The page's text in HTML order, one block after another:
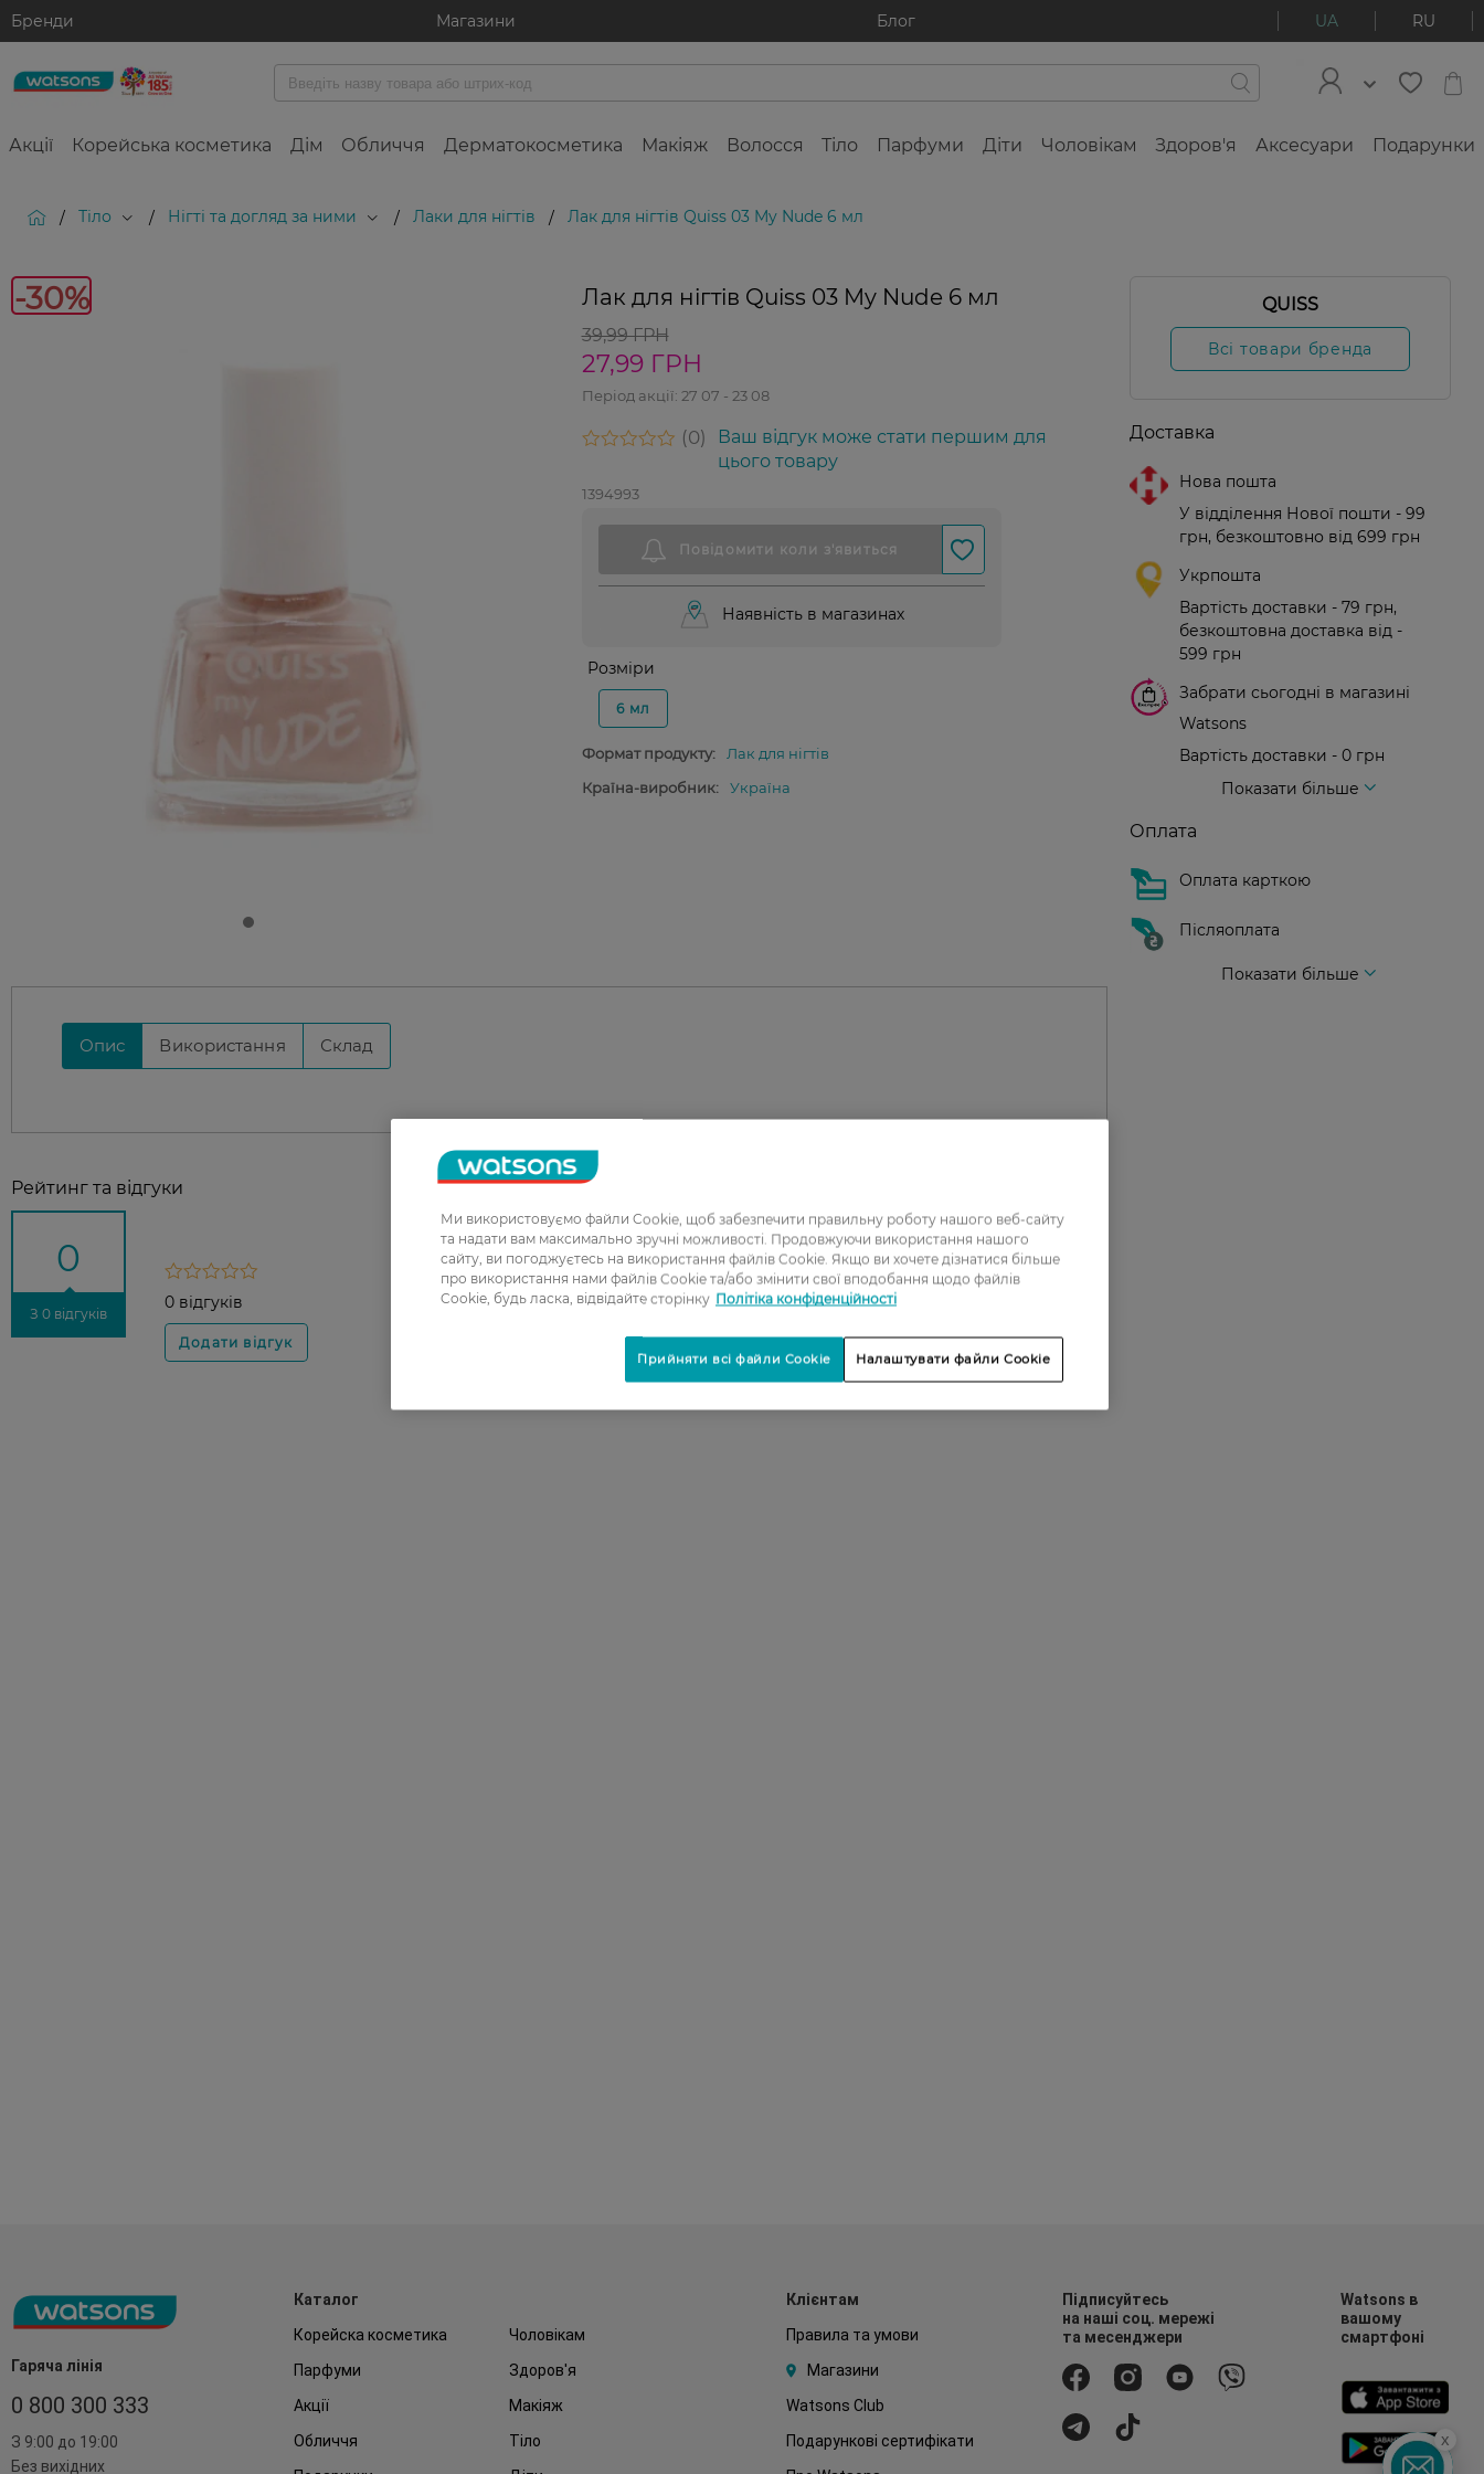
Бренди Магазини Блог UA RU
Акції Корейська косметика Дім Обличчя Дерматокосметика Макіяж Волосся Тіло Парфуми Діти Чоловікам Здоров'я Аксесуари Подарунки
/ Тіло / Нігті та догляд за ними / Лаки для нігтів / Лак для нігтів Quiss 03 My Nude 6 мл
-30% Лак для нігтів Quiss 03 My Nude 6 мл
39,99 ГРН
27,99 ГРН
Період акції: 27 07 - 23 08
0
Ваш відгук може стати першим для
цього товару
1394993
Наявність в магазинах
Розміри
6 мл
Формат продукту:
Лак для нігтів
Країна-виробник:
Україна
Опис Використання Склад
Рейтинг та відгуки
0
З 0 відгуків
0 відгуків
1
2
3
5
QUISS
Всі товари бренда
Доставка
Нова пошта
У відділення Нової пошти - 99
грн, безкоштовно від 699 грн
Укрпошта
Вартість доставки - 79 грн,
безкоштовна доставка від -
599 грн
Забрати сьогодні в магазині
Watsons
Вартість доставки - 0 грн
Показати більше
Оплата
Оплата карткою
Післяоплата
Показати більше
Гаряча лінія
0 800 300 333
З 9:00 до 19:00
Без вихідних
Каталог
Корейска косметика
Чоловікам
Парфуми
Здоров'я
Акції
Макіяж
Обличчя
Тіло
Клієнтам
Правила та умови
Магазини
Watsons Club
Подарункові сертифікати
Підписуйтесь
на наші соц. мережі
та месенджери
Watsons в
вашому
смартфоні
x
Ми використовуємо файли Cookie, щоб забезпечити правильну роботу нашого веб-сайту
та надати вам максимально зручні можливості. Продовжуючи використання нашого
сайту, ви погоджуєтесь на використання файлів Cookie. Якщо ви хочете дізнатися більше
про використання нами файлів Cookie та/або змінити свої вподобання щодо файлів
Cookie, будь ласка, відвідайте сторінку Політіка конфіденційності
Налаштувати файли Cookie
Прийняти всі файли Cookie